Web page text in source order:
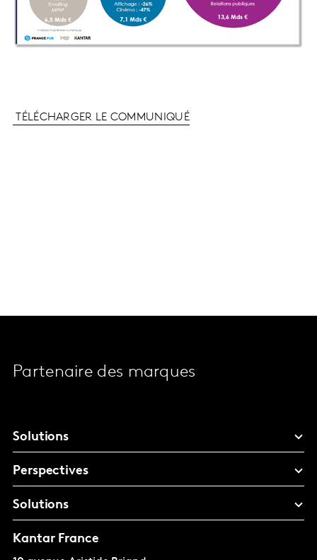
TÉLÉCHARGER LE COMMUNIQUÉ
Partenaire des marques
Solutions
Perspectives
Solutions
Kantar France